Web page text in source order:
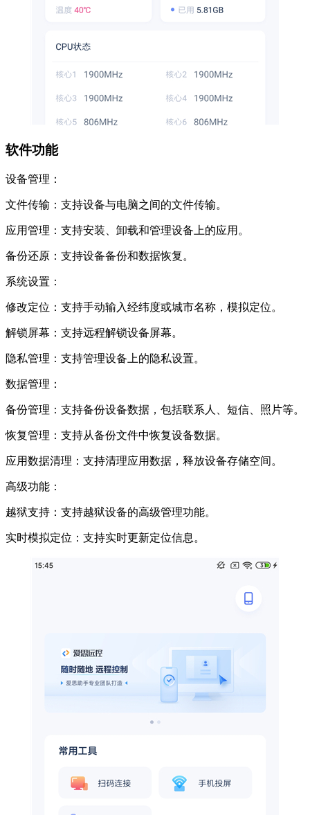
软件功能
设备管理：
文件传输：支持设备与电脑之间的文件传输。
应用管理：支持安装、卸载和管理设备上的应用。
备份还原：支持设备备份和数据恢复。
系统设置：
修改定位：支持手动输入经纬度或城市名称，模拟定位。
解锁屏幕：支持远程解锁设备屏幕。
隐私管理：支持管理设备上的隐私设置。
数据管理：
备份管理：支持备份设备数据，包括联系人、短信、照片等。
恢复管理：支持从备份文件中恢复设备数据。
应用数据清理：支持清理应用数据，释放设备存储空间。
高级功能：
越狱支持：支持越狱设备的高级管理功能。
实时模拟定位：支持实时更新定位信息。